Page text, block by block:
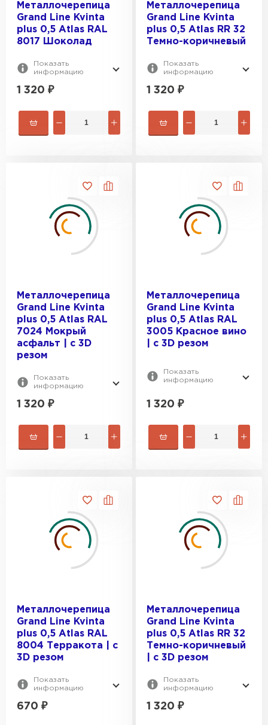
Металлочерепица
Grand Line Kvinta
plus 0,5 Atlas RAL
8017 Шоколад
Показать
информацию
1 320 ₽
Металлочерепица
Grand Line Kvinta
plus 0,5 Atlas RR 32
Темно-коричневый
Показать
информацию
1 320 ₽
Металлочерепица
Grand Line Kvinta
plus 0,5 Atlas RAL
7024 Мокрый
асфальт | c 3D
резом
Показать
информацию
1 320 ₽
Металлочерепица
Grand Line Kvinta
plus 0,5 Atlas RAL
3005 Красное вино
| c 3D резом
Показать
информацию
1 320 ₽
Металлочерепица
Grand Line Kvinta
plus 0,5 Atlas RAL
8004 Терракота | c
3D резом
Показать
информацию
670 ₽
Металлочерепица
Grand Line Kvinta
plus 0,5 Atlas RR 32
Темно-коричневый
| c 3D резом
Показать
информацию
1 320 ₽